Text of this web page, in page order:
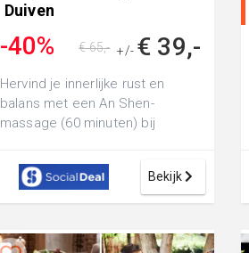
Duiven
-40% +/- € 39,-
€ 65,-
Hervind je innerlijke rust en
balans met een An Shen-
massage (60 minuten) bij
spierspannin...
Bekijk